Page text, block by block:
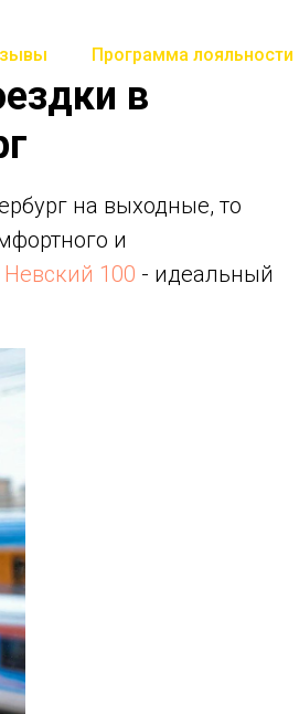
Программа лояльности
в
на выходные, то
и
Невский 100 - идеальный